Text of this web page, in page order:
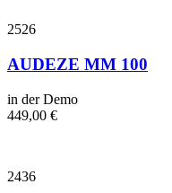
2526
AUDEZE MM 100
in der Demo
449,00 €
2436